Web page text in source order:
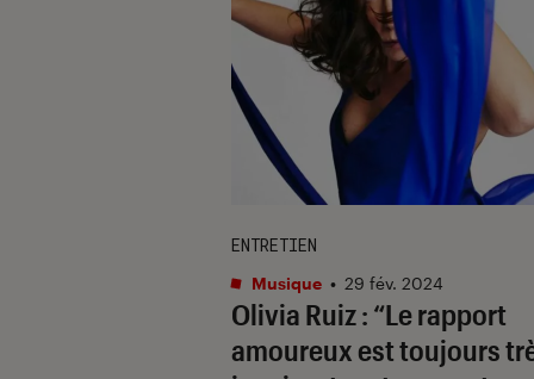
Olivia Ruiz : “Le rapport
amoureux est toujours
ENTRETIEN
Musique • 29 fév. 2024